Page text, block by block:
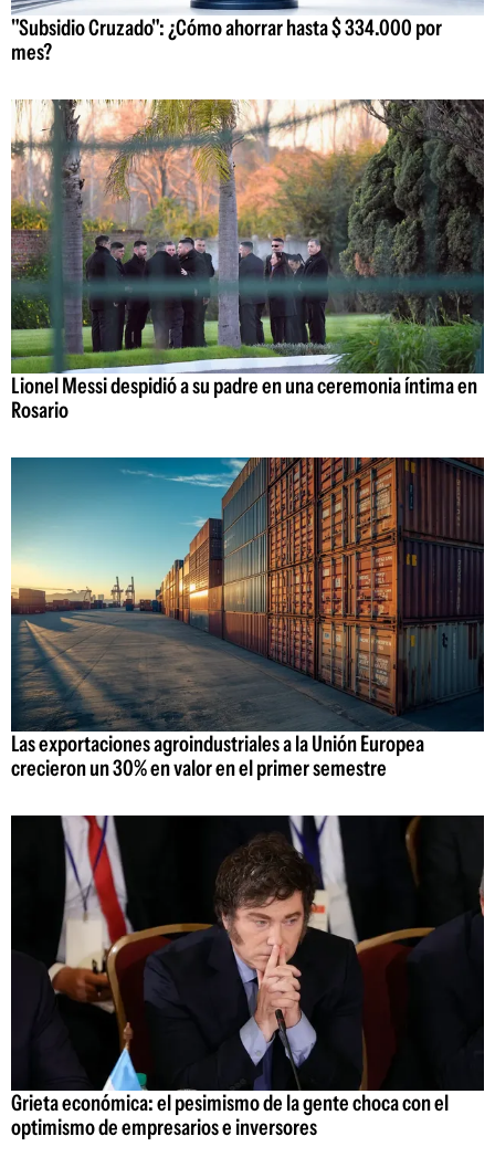
"Subsidio Cruzado": ¿Cómo ahorrar hasta $ 334.000 por
mes?
Lionel Messi despidió a su padre en una ceremonia íntima en
Rosario
Las exportaciones agroindustriales a la Unión Europea
crecieron un 30% en valor en el primer semestre
Grieta económica: el pesimismo de la gente choca con el
optimismo de empresarios e inversores